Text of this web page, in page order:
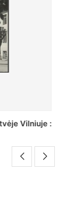
kolegija :